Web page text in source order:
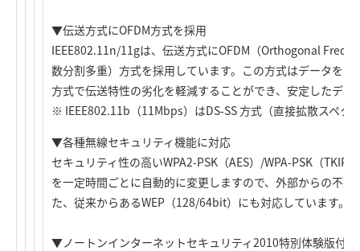
▼伝送方式にOFDM方式を採用
IEEE802.11n/11gは、伝送方式にOFDM（Orthogonal
数分割多重）方式を採用しています。この方式はデータを
方式で伝送特性の劣化を軽減することができ、安定したデ
※ IEEE802.11b（11Mbps）はDS-SS 方式（直接拡散スペク
▼各種無線セキュリティ機能に対応
セキュリティ性の高いWPA2-PSK（AES）/WPA-PSK（TKIP
を一定時間ごとに自動的に変更しますので、外部からの不
た、従来からあるWEP（128/64bit）にも対応しています。
▼ノートンインターネットセキュリティ2010特別体験版付き